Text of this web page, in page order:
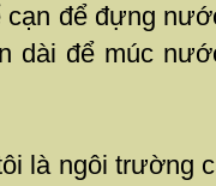
để đựng
dài để múc
là ngôi trường